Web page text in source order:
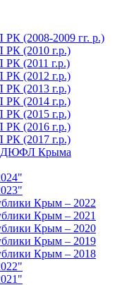
(2008-2009 гг. р.)
(2010 г.р.)
(2011 г.р.)
(2012 г.р.)
(2013 г.р.)
(2014 г.р.)
(2015 г.р.)
(2016 г.р.)
(2017 г.р.)
ДЮФЛ Крыма
Крым – 2022
Крым – 2021
Крым – 2020
Крым – 2019
Крым – 2018